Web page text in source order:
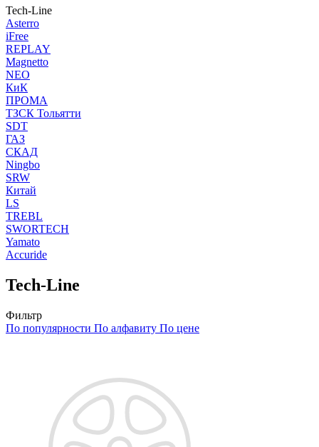
Tech-Line
Asterro
iFree
REPLAY
Magnetto
NEO
КиК
ПРОМА
ТЗСК Тольятти
SDT
ГАЗ
СКАД
Ningbo
SRW
Китай
LS
TREBL
SWORTECH
Yamato
Accuride
Tech-Line
Фильтр
По популярности По алфавиту По цене